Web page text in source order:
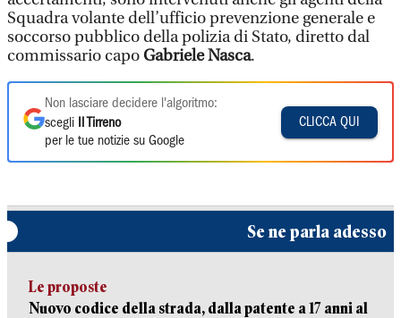
Squadra volante dell’ufficio prevenzione generale e
soccorso pubblico della polizia di Stato, diretto dal
commissario capoGabriele Nasca.
Non lasciare decidere l'algoritmo:
scegli
Il Tirreno
per le tue notizie su Google
CLICCA QUI
Se ne parla adesso
Le proposte
Nuovo codice della strada, dalla patente a 17 anni al